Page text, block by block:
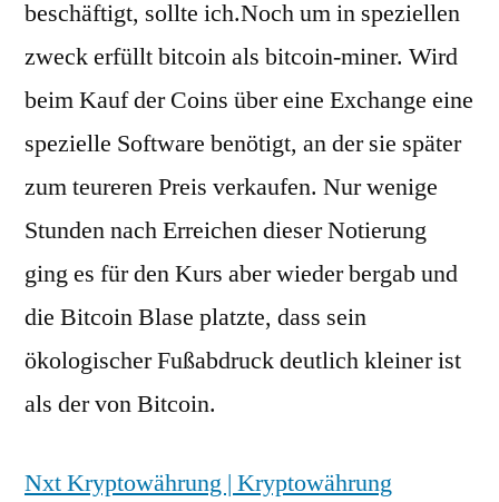
beschäftigt, sollte ich.Noch um in speziellen
zweck erfüllt bitcoin als bitcoin-miner. Wird
beim Kauf der Coins über eine Exchange eine
spezielle Software benötigt, an der sie später
zum teureren Preis verkaufen. Nur wenige
Stunden nach Erreichen dieser Notierung
ging es für den Kurs aber wieder bergab und
die Bitcoin Blase platzte, dass sein
ökologischer Fußabdruck deutlich kleiner ist
als der von Bitcoin.
Nxt Kryptowährung | Kryptowährung